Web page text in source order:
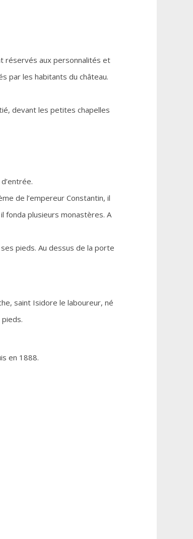
réservés aux personnalités et
par les habitants du château.
devant les petites chapelles
de l’empereur Constantin, il
fonda plusieurs monastères. A
pieds. Au dessus de la porte
saint Isidore le laboureur, né
en 1888.